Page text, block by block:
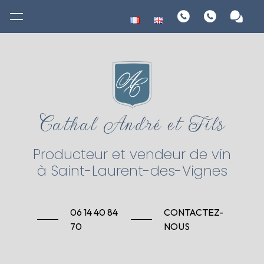
Cathal André et Fils
Producteur et vendeur de vin
à Saint-Laurent-des-Vignes
06 14 40 84
70
CONTACTEZ-
NOUS